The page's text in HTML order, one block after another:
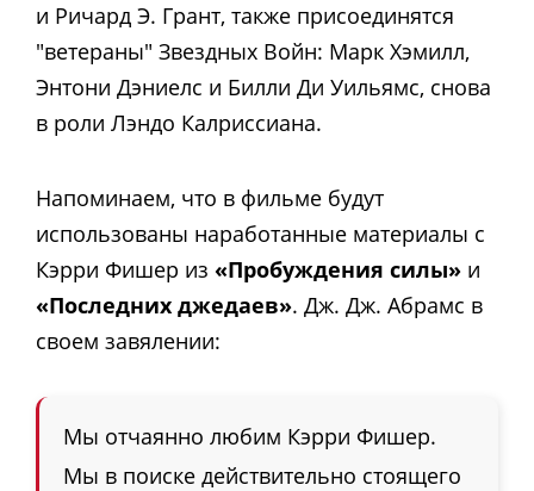
и Ричард Э. Грант, также присоединятся
"ветераны" Звездных Войн: Марк Хэмилл,
Энтони Дэниелс и Билли Ди Уильямс, снова
в роли Лэндо Калриссиана.
Напоминаем, что в фильме будут
использованы наработанные материалы с
Кэрри Фишер из «Пробуждения силы» и
«Последних джедаев». Дж. Дж. Абрамс в
своем завялении:
Мы отчаянно любим Кэрри Фишер.
Мы в поиске действительно стоящего